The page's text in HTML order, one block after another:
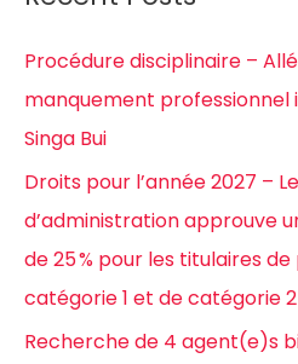
h
e
c
Procédure disciplinaire –
manquement professionnel
Singa Bui
Droits pour l’année 2027 –
d’administration approuve
de 25 % pour les titulaires
catégorie 1 et de catégorie 2
Recherche de 4 agent(e)s